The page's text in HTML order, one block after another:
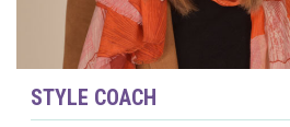
STYLE COACH